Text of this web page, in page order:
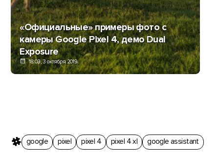
«Официальные» примеры фото с
камеры Google Pixel 4, демо Dual
Exposure
18:03, 3 октября 2019
google pixel pixel 4 pixel 4 xl google assistant